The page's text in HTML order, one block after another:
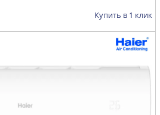
Купить в 1 клик